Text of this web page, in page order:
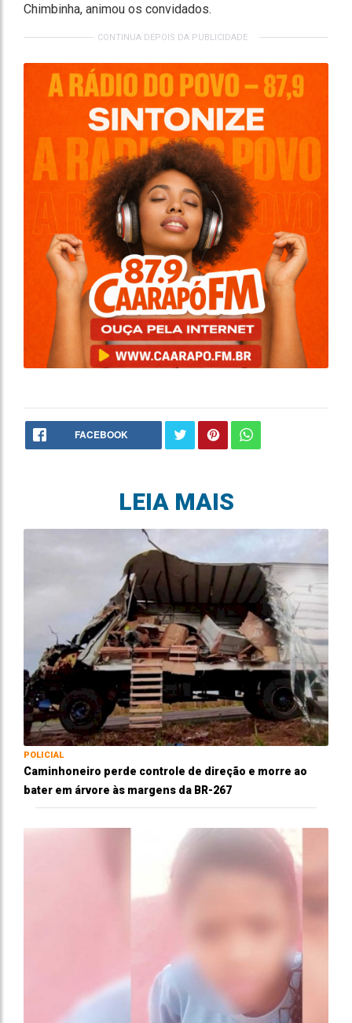
Chimbinha, animou os convidados.
CONTINUA DEPOIS DA PUBLICIDADE
FACEBOOK
LEIA MAIS
POLICIAL
Caminhoneiro perde controle de direção e morre ao
bater em árvore às margens da BR-267